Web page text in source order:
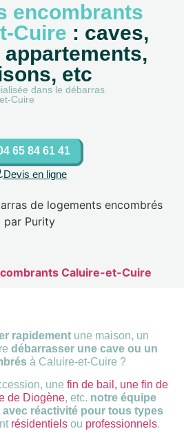
encombrants
Cuire : caves,
etc
dans le débarras
Cuire
65 84 61 41
Devis en ligne
Caluire-et-Cuire
rapidementune maison, un
débarrasser une cave ou un
à Caluire-et-Cuire ?
une fin de bail, une fin de
de Diogène, etc. notre équipe
réactivité pour tous types
résidentiels ou professionnels.